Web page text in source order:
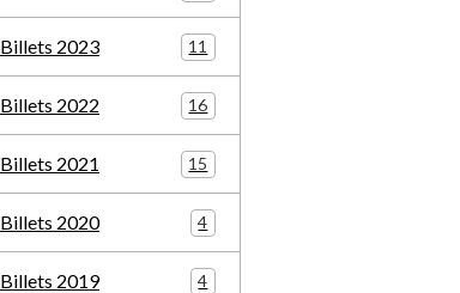
Billets 2023 11
Billets 2022 16
Billets 2021 15
Billets 2020 4
Billets 2019 4